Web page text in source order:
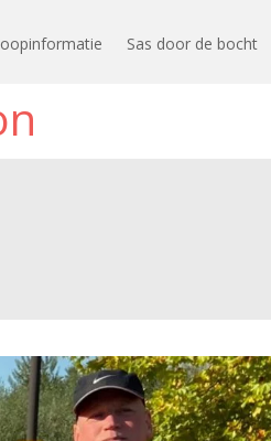
Sas door de bocht